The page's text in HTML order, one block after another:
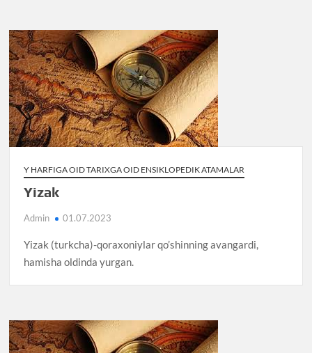
Y HARFIGA OID TARIXGA OID ENSIKLOPEDIK ATAMALAR
Yizak
Admin 01.07.2023
Yizak (turkcha)-qoraxoniylar qo’shinning avangardi,
hamisha oldinda yurgan.